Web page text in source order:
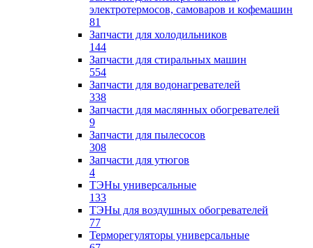
электротермосов, самоваров и кофемашин
81
Запчасти для холодильников
144
Запчасти для стиральных машин
554
Запчасти для водонагревателей
338
Запчасти для маслянных обогревателей
9
Запчасти для пылесосов
308
Запчасти для утюгов
4
ТЭНы универсальные
133
ТЭНы для воздушных обогревателей
77
Терморегуляторы универсальные